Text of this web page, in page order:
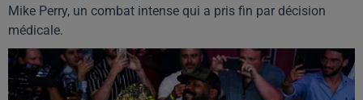
Mike Perry, un combat intense qui a pris fin par décision
médicale.